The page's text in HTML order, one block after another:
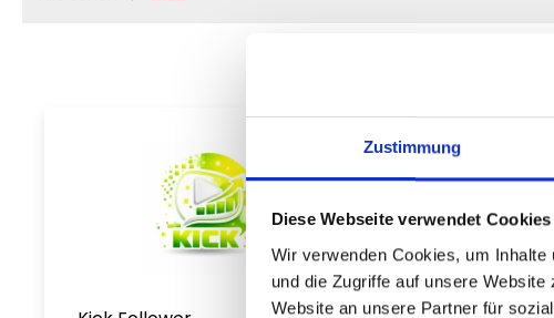
Zustimmung
Diese Webseite verwendet Cookies
Wir verwenden Cookies, um
und die Zugriffe auf unsere
Website an unsere Partner für